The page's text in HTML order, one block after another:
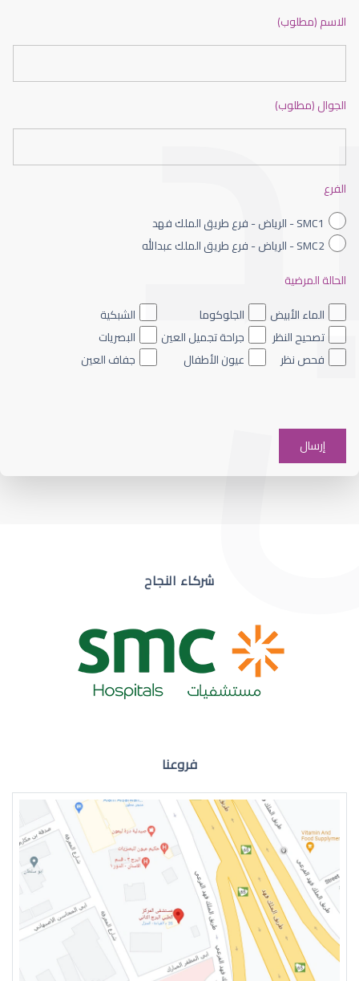
ضعف نظر الاطفال
ضعف نظر العين اليسرى
ضعف نظر مفاجئ
ضعف نظر في العين اليسرى
الاسم (مطلوب)
الجوال (مطلوب)
الفرع
SMC1 - الرياض - فرع طريق الملك فهد
SMC2 - الرياض - فرع طريق الملك عبدالله
الحالة المرضية
الماء الأبيض
الجلوكوما
الشبكية
تصحيح النظر
جراحة تجميل العين
البصريات
فحص نظر
عيون الأطفال جفاف العين
شركاء النجاح
فروعنا